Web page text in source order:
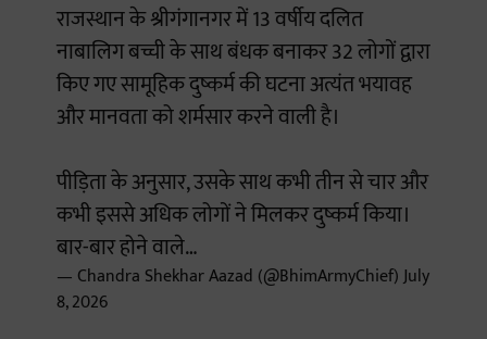
राजस्थान के श्रीगंगानगर में 13 वर्षीय दलित
नाबालिग बच्ची के साथ बंधक बनाकर 32 लोगों द्वारा
किए गए सामूहिक दुष्कर्म की घटना अत्यंत भयावह
और मानवता को शर्मसार करने वाली है।
पीड़िता के अनुसार, उसके साथ कभी तीन से चार और
कभी इससे अधिक लोगों ने मिलकर दुष्कर्म किया।
बार-बार होने वाले…
— Chandra Shekhar Aazad (@BhimArmyChief)July
8, 2026